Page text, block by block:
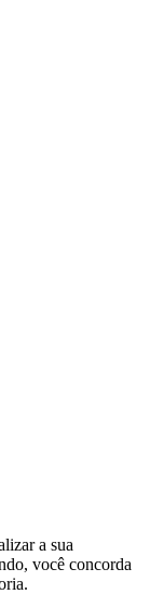
a sua
você concorda